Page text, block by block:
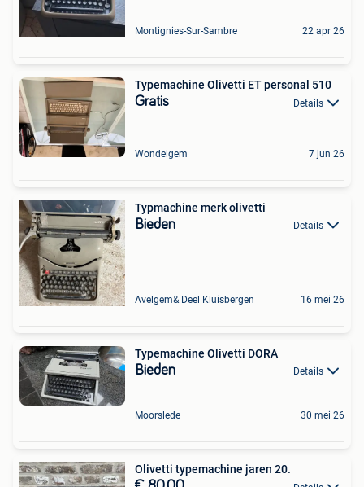
Montignies-Sur-Sambre 22 apr 26
Typemachine Olivetti ET personal 510
Gratis Details
Wondelgem 7 jun 26
Typmachine merk olivetti
Bieden Details
Avelgem& Deel Kluisbergen 16 mei 26
Typemachine Olivetti DORA
Bieden Details
Moorslede 30 mei 26
Olivetti typemachine jaren 20.